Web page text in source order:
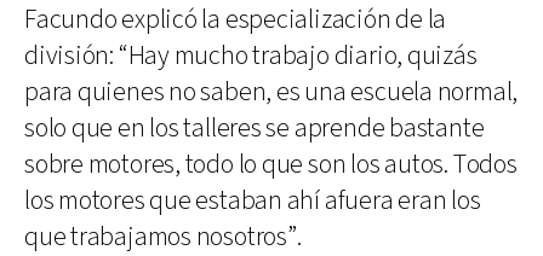
Facundo explicó la especialización de la
división: “Hay mucho trabajo diario, quizás
para quienes no saben, es una escuela normal,
solo que en los talleres se aprende bastante
sobre motores, todo lo que son los autos. Todos
los motores que estaban ahí afuera eran los
que trabajamos nosotros”.